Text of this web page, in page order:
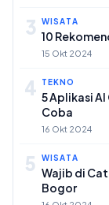
3 WISATA
10
15 Okt 2024
4 TEKNO
5 Aplikasi
Coba
16 Okt 2024
5 WISATA
Wajib di
Bogor